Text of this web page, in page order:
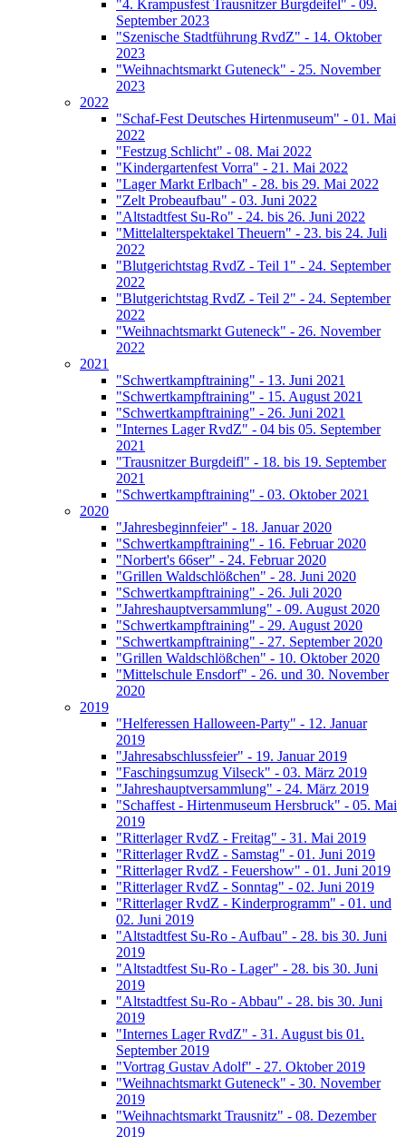
"4. Krampusfest Trausnitzer Burgdeifel" - 09.
September 2023
"Szenische Stadtführung RvdZ" - 14. Oktober
2023
"Weihnachtsmarkt Guteneck" - 25. November
2023
2022
"Schaf-Fest Deutsches Hirtenmuseum" - 01. Mai
2022
"Festzug Schlicht" - 08. Mai 2022
"Kindergartenfest Vorra" - 21. Mai 2022
"Lager Markt Erlbach" - 28. bis 29. Mai 2022
"Zelt Probeaufbau" - 03. Juni 2022
"Altstadtfest Su-Ro" - 24. bis 26. Juni 2022
"Mittelalterspektakel Theuern" - 23. bis 24. Juli
2022
"Blutgerichtstag RvdZ - Teil 1" - 24. September
2022
"Blutgerichtstag RvdZ - Teil 2" - 24. September
2022
"Weihnachtsmarkt Guteneck" - 26. November
2022
2021
"Schwertkampftraining" - 13. Juni 2021
"Schwertkampftraining" - 15. August 2021
"Schwertkampftraining" - 26. Juni 2021
"Internes Lager RvdZ" - 04 bis 05. September
2021
"Trausnitzer Burgdeifl" - 18. bis 19. September
2021
"Schwertkampftraining" - 03. Oktober 2021
2020
"Jahresbeginnfeier" - 18. Januar 2020
"Schwertkampftraining" - 16. Februar 2020
"Norbert's 66ser" - 24. Februar 2020
"Grillen Waldschlößchen" - 28. Juni 2020
"Schwertkampftraining" - 26. Juli 2020
"Jahreshauptversammlung" - 09. August 2020
"Schwertkampftraining" - 29. August 2020
"Schwertkampftraining" - 27. September 2020
"Grillen Waldschlößchen" - 10. Oktober 2020
"Mittelschule Ensdorf" - 26. und 30. November
2020
2019
"Helferessen Halloween-Party" - 12. Januar
2019
"Jahresabschlussfeier" - 19. Januar 2019
"Faschingsumzug Vilseck" - 03. März 2019
"Jahreshauptversammlung" - 24. März 2019
"Schaffest - Hirtenmuseum Hersbruck" - 05. Mai
2019
"Ritterlager RvdZ - Freitag" - 31. Mai 2019
"Ritterlager RvdZ - Samstag" - 01. Juni 2019
"Ritterlager RvdZ - Feuershow" - 01. Juni 2019
"Ritterlager RvdZ - Sonntag" - 02. Juni 2019
"Ritterlager RvdZ - Kinderprogramm" - 01. und
02. Juni 2019
"Altstadtfest Su-Ro - Aufbau" - 28. bis 30. Juni
2019
"Altstadtfest Su-Ro - Lager" - 28. bis 30. Juni
2019
"Altstadtfest Su-Ro - Abbau" - 28. bis 30. Juni
2019
"Internes Lager RvdZ" - 31. August bis 01.
September 2019
"Vortrag Gustav Adolf" - 27. Oktober 2019
"Weihnachtsmarkt Guteneck" - 30. November
2019
"Weihnachtsmarkt Trausnitz" - 08. Dezember
2019